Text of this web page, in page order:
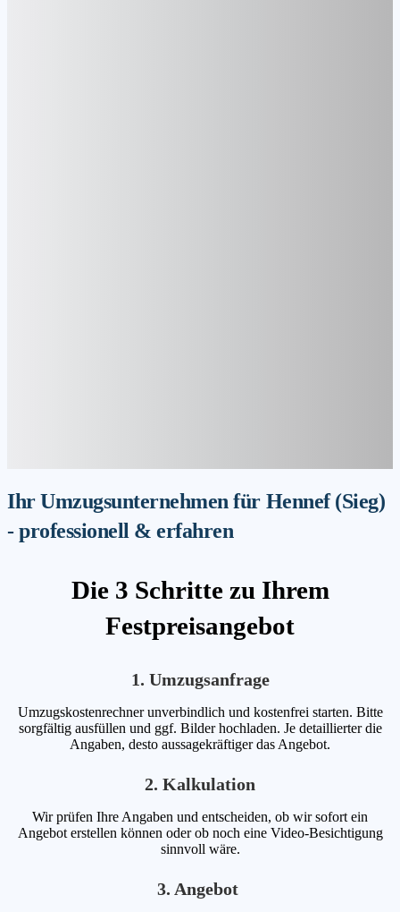
Ihr Umzugsunternehmen für Hennef (Sieg)
- professionell & erfahren
Die 3 Schritte zu Ihrem
Festpreisangebot
1. Umzugsanfrage
Umzugskostenrechner unverbindlich und kostenfrei starten. Bitte
sorgfältig ausfüllen und ggf. Bilder hochladen. Je detaillierter die
Angaben, desto aussagekräftiger das Angebot.
2. Kalkulation
Wir prüfen Ihre Angaben und entscheiden, ob wir sofort ein
Angebot erstellen können oder ob noch eine Video-Besichtigung
sinnvoll wäre.
3. Angebot